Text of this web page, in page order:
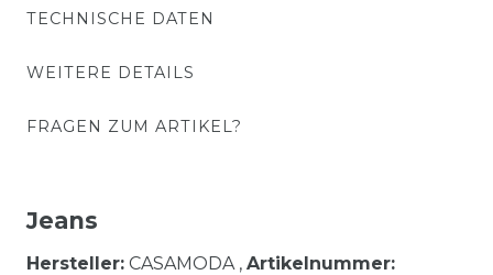
TECHNISCHE DATEN
WEITERE DETAILS
FRAGEN ZUM ARTIKEL?
Jeans
Hersteller: CASAMODA , Artikelnummer: